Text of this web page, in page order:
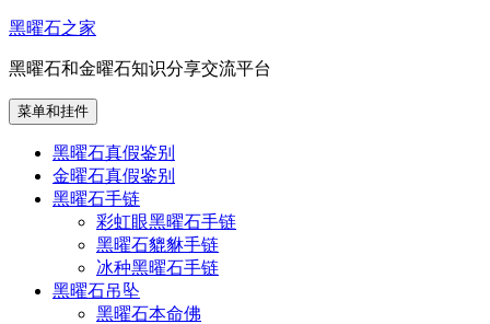
跳
内
容
黑曜石之家
黑曜石和金曜石知识分享交流平台
菜单和挂件
黑曜石真假鉴别
金曜石真假鉴别
黑曜石手链
彩虹眼黑曜石手链
黑曜石貔貅手链
冰种黑曜石手链
黑曜石吊坠
黑曜石本命佛